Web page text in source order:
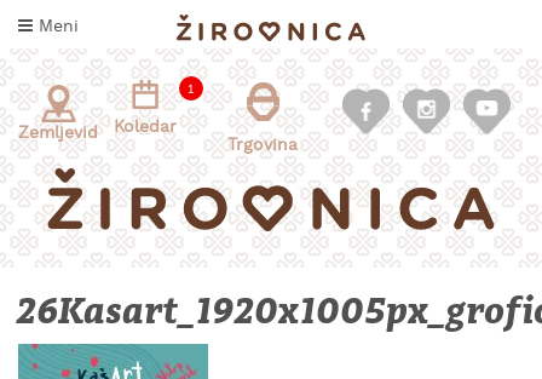
na
Meni
Zemljevid
1
Koledar
Trgovina